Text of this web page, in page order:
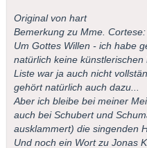
Original von hart
Bemerkung zu Mme. Cortese:
Um Gottes Willen - ich habe
natürlich keine
Liste war ja auch nicht
gehört natürlich auch dazu...
Aber ich bleibe bei meiner
auch bei Schubert und
ausklammert) die singenden
Und noch ein Wort zu Jonas